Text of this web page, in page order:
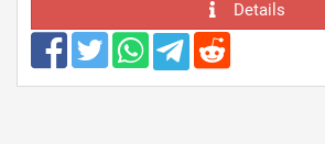
Details